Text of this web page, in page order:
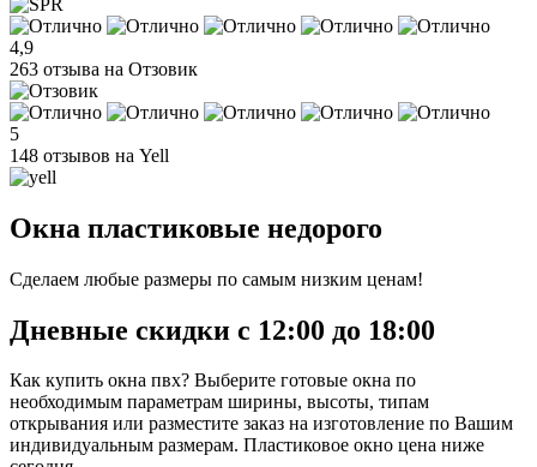
4,9
263 отзыва на Отзовик
5
148 отзывов на Yell
Окна пластиковые недорого
Сделаем любые размеры по самым низким ценам!
Дневные скидки с 12:00 до 18:00
Как купить окна пвх? Выберите готовые окна по
необходимым параметрам ширины, высоты, типам
открывания или разместите заказ на изготовление по Вашим
индивидуальным размерам. Пластиковое окно цена ниже